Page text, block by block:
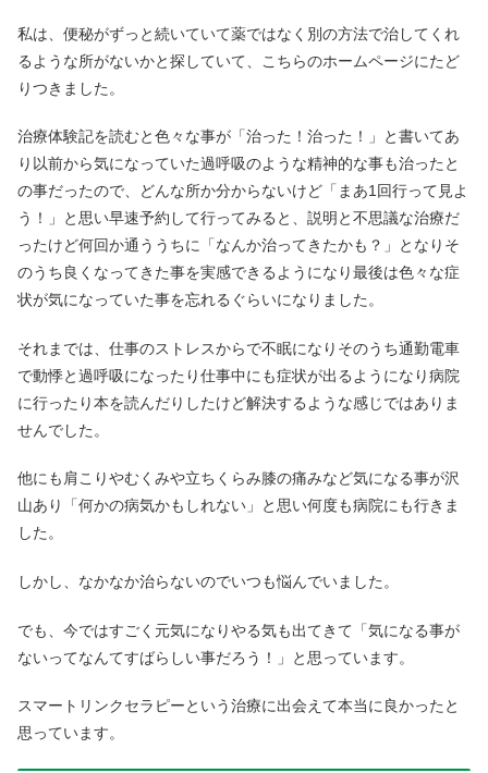
私は、便秘がずっと続いていて薬ではなく別の方法で治してくれ
るような所がないかと探していて、こちらのホームページにたど
りつきました。
治療体験記を読むと色々な事が「治った！治った！」と書いてあ
り以前から気になっていた過呼吸のような精神的な事も治ったと
の事だったので、どんな所か分からないけど「まあ1回行って見よ
う！」と思い早速予約して行ってみると、説明と不思議な治療だ
ったけど何回か通ううちに「なんか治ってきたかも？」となりそ
のうち良くなってきた事を実感できるようになり最後は色々な症
状が気になっていた事を忘れるぐらいになりました。
それまでは、仕事のストレスからで不眠になりそのうち通勤電車
で動悸と過呼吸になったり仕事中にも症状が出るようになり病院
に行ったり本を読んだりしたけど解決するような感じではありま
せんでした。
他にも肩こりやむくみや立ちくらみ膝の痛みなど気になる事が沢
山あり「何かの病気かもしれない」と思い何度も病院にも行きま
した。
しかし、なかなか治らないのでいつも悩んでいました。
でも、今ではすごく元気になりやる気も出てきて「気になる事が
ないってなんてすばらしい事だろう！」と思っています。
スマートリンクセラピーという治療に出会えて本当に良かったと
思っています。